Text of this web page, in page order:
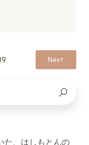
Next
た、はしもとんの